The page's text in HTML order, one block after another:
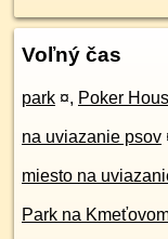
Voľný čas
park ¤, Poker
na uviazanie psov
miesto na
Park na